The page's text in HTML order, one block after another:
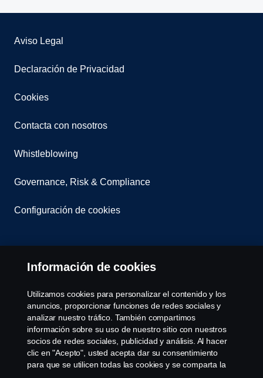
Aviso Legal
Declaración de Privacidad
Cookies
Contacta con nosotros
Whistleblowing
Governance, Risk & Compliance
Configuración de cookies
© Copyright Scania 2025 All rights reserved. Scania
CV AB (publ), SE-151 87 Södertälje, Sweden, Tel:
+46-8-55 38 10 00, Fax: +46-8-55 38 10 37.
Información de cookies
Utilizamos cookies para personalizar el contenido y los
anuncios, proporcionar funciones de redes sociales y
analizar nuestro tráfico. También compartimos
información sobre su uso de nuestro sitio con nuestros
socios de redes sociales, publicidad y análisis. Al hacer
clic en "Acepto", usted acepta dar su consentimiento
para que se utilicen todas las cookies y se comparta la